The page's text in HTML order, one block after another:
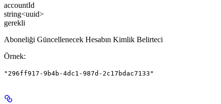
accountId
string<uuid>
gerekli
Aboneliği Güncellenecek Hesabın Kimlik Belirteci
Örnek:
"296ff917-9b4b-4dc1-987d-2c17bdac7133"